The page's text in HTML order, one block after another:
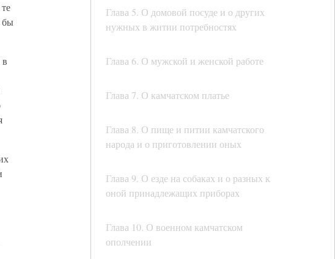
Глава 5. О домовой посуде и о других
нужных в житии потребностях
Глава 6. О мужской и женской работе
Глава 7. О камчатском платье
Глава 8. О пище и питии камчатского
народа и о приготовлении оных
Глава 9. О езде на собаках и о разных к
оной принадлежащих приборах
Глава 10. О военном камчатском
ополчении
бы